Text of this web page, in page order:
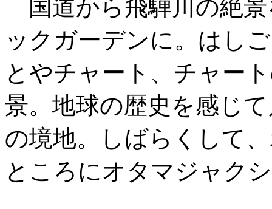
国道から飛騨川の絶景
ックガーデンに。はし
とやチャート、チャー
景。地球の歴史を感じ
の境地。しばらくして
ところにオタマジャク